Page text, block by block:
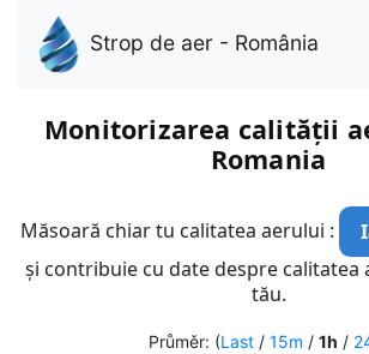
Strop de aer - România
Monitorizarea calității
Romania
Măsoară chiar tu calitatea aerului :
și contribuie cu date despre calitatea
tău.
Průměr: (Last/ 15m / 1h /